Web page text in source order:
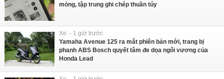
mỏng, tập trung ghi chép thuần túy
Xe - 1 giờ trước
Yamaha Avenue 125 ra mắt phiên bản mới, trang bị
phanh ABS Bosch quyết tâm đe dọa ngôi vương của
Honda Lead